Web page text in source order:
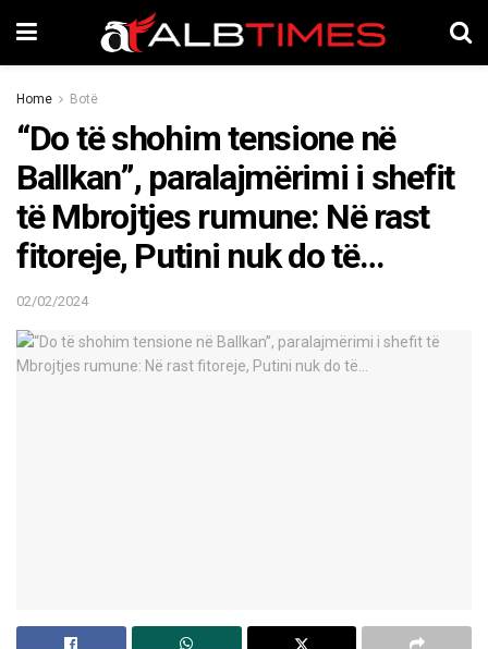
Home Botë
“Do të shohim tensione në
Ballkan”, paralajmërimi i shefit
të Mbrojtjes rumune: Në rast
fitoreje, Putini nuk do të…
02/02/2024